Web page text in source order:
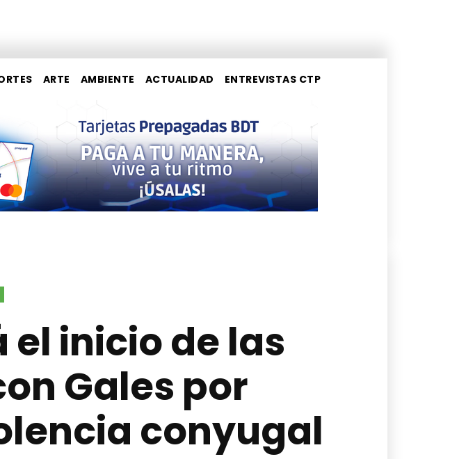
ARTE AMBIENTE ACTUALIDAD ENTREVISTAS CTP
el inicio de las
Gales por
conyugal